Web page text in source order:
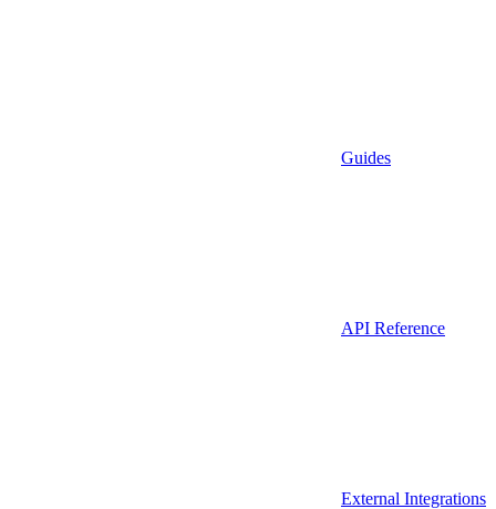
Guides
API Reference
External Integrations